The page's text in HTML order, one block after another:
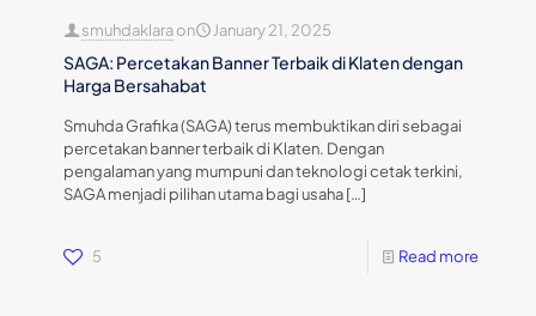
smuhdaklaraon January 21, 2025
SAGA: Percetakan Banner Terbaik di Klaten dengan
Harga Bersahabat
Smuhda Grafika (SAGA) terus membuktikan diri sebagai
percetakan banner terbaik di Klaten. Dengan
pengalaman yang mumpuni dan teknologi cetak terkini,
SAGA menjadi pilihan utama bagi usaha[…]
5 Read more